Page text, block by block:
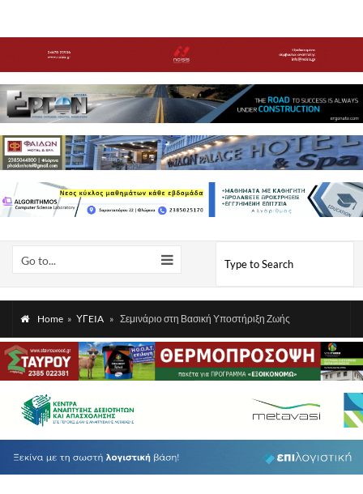
Go to...
Home » ΥΓEIA » Σεμινάριο στη Βασική Υποστήριξη Ζωής